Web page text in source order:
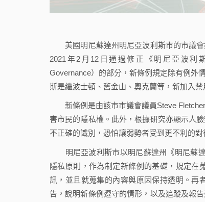
美國明尼蘇達州明尼亞波利斯市的市議會
2021年2月12日通過修正《明尼亞波利
Governance）的部分，新條例規定除有例外
斯是繼波士頓、舊金山、奧克蘭等，新加入禁
新條例是由該市市議會議員Steve Fletcher
害市民的隱私權。此外，根據研究亦顯示人
不正確的識別，恐怕讓弱勢者受到更不利的對
明尼亞波利斯市以明尼蘇達州《明尼蘇達
隱私原則，作為制定新條例的基礎，規定在
訊，並且就蒐集的內容與原因保持透明。再
告，說明新條例遵守的情形，以及追蹤及報